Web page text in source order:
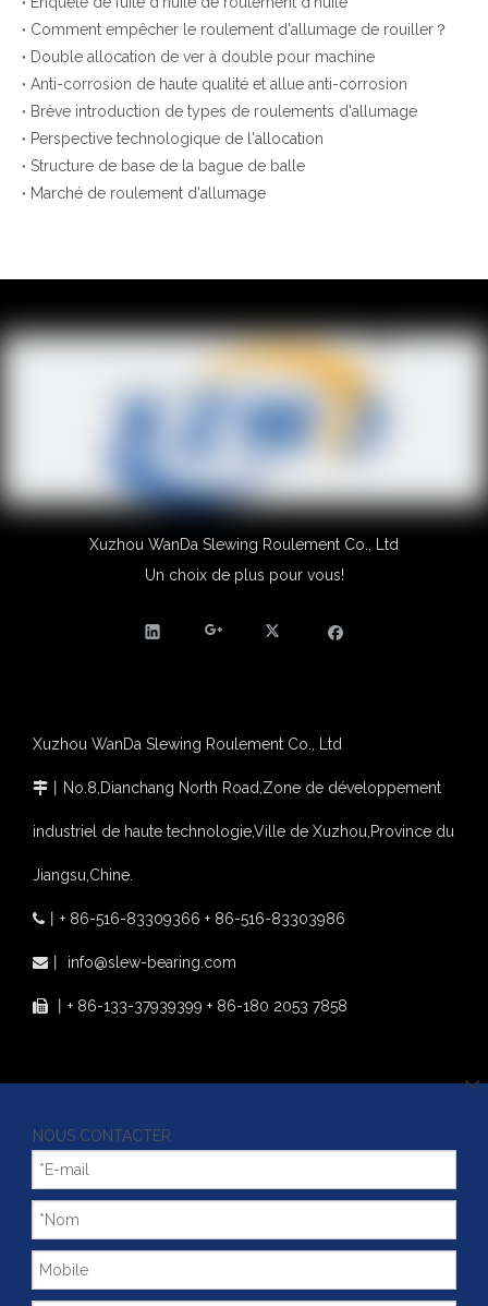
Comment empêcher le roulement d'allumage de rouiller？
Double allocation de ver à double pour machine
Anti-corrosion de haute qualité et allue anti-corrosion
Brève introduction de types de roulements d'allumage
Perspective technologique de l'allocation
Structure de base de la bague de balle
Marché de roulement d'allumage
Xuzhou WanDa Slewing Roulement Co., Ltd
Un choix de plus pour vous!
Xuzhou WanDa Slewing Roulement Co., Ltd
 No.8,Dianchang North Road,Zone de développement
industriel de haute technologie,Ville de Xuzhou,Province du
Jiangsu,Chine.
 + 86-516-83309366 + 86-516-83303986
 info@slew-bearing.com
 + 86-133-37939399 + 86-180 2053 7858
NOUS CONTACTER